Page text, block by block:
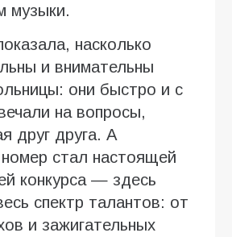
музыки.
насколько
и внимательны
они быстро и с
на вопросы,
друг друга. А
номер стал настоящей
конкурса — здесь
спектр талантов: от
и зажигательных